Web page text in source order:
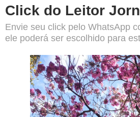
Click do Leitor
Envie seu click pelo WhatsApp
ele poderá ser escolhido para